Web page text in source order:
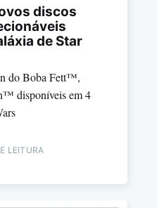
discos
de Star
do Boba Fett™,
disponíveis em 4
LEITURA